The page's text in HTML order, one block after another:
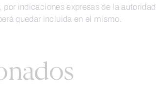
indicaciones expresas de la
quedar incluida en el mismo.